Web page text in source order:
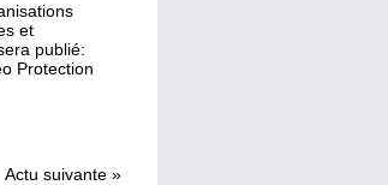
et
publié:
Protection
Actu suivante »